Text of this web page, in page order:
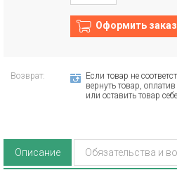
Оформить заказ
Возврат:
Если товар не
вернуть товар,
или оставить товар
Описание Обязательства и